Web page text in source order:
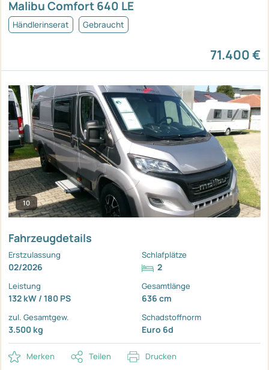
Malibu Comfort 640 LE
Händlerinserat Gebraucht
71.400 €
10
Fahrzeugdetails
Erstzulassung
02/2026
Schlafplätze
2
Leistung
132 kW / 180 PS
Gesamtlänge
636 cm
zul. Gesamtgew.
3.500 kg
Schadstoffnorm
Euro 6d
Merken Teilen Drucken